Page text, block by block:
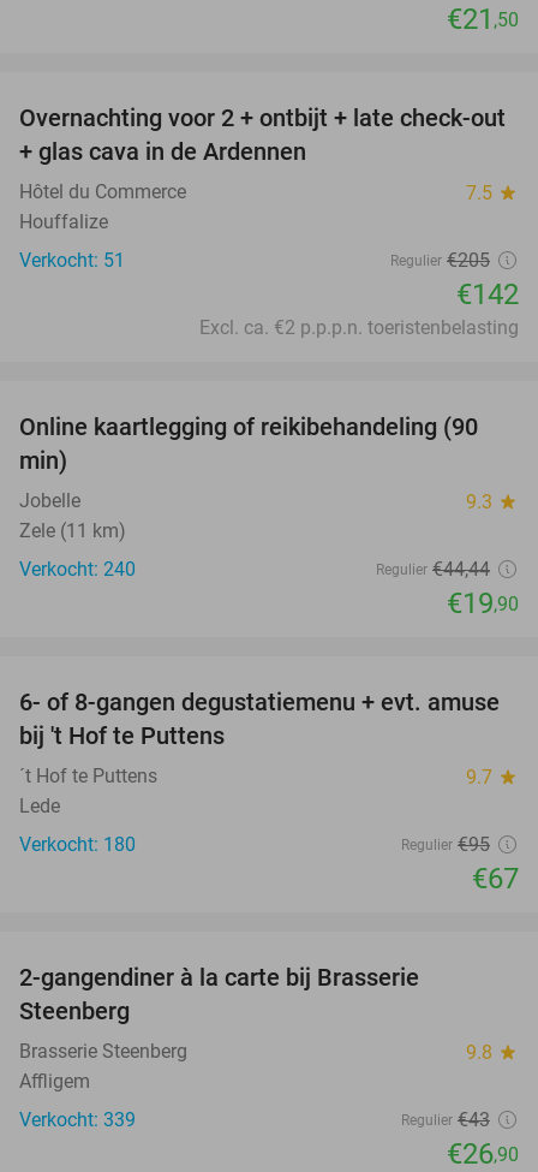
€21 ,50
31%
Overnachting voor 2 + ontbijt + late check-out
+ glas cava in de Ardennen
Hôtel du Commerce 7.5 star
Houffalize
Verkocht: 51
Regulier €205
€142
Excl. ca. €2 p.p.p.n. toeristenbelasting
55%
Online kaartlegging of reikibehandeling (90
min)
Jobelle 9.3 star
Zele (11 km)
Verkocht: 240
Regulier €44,44
€19,90
29%
6- of 8-gangen degustatiemenu + evt. amuse
bij 't Hof te Puttens
´t Hof te Puttens 9.7 star
Lede
Verkocht: 180
Regulier €95
€67
2-gangendiner à la carte bij Brasserie
Steenberg
Brasserie Steenberg 9.8 star
Affligem
Verkocht: 339
Regulier €43
€26,90